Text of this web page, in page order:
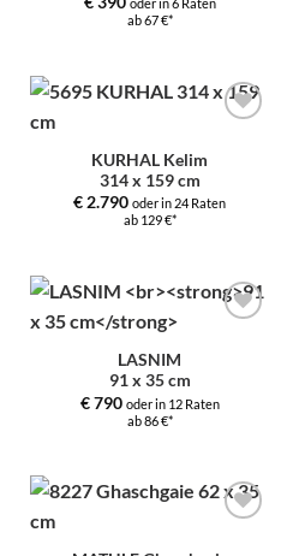
oder in 6 Raten
ab 67 €*
hinzufügen
KURHAL Kelim
314 x 159 cm
€2.790 oder in 24 Raten
ab 129 €*
LASNIM
91 x 35 cm
€790 oder in 12 Raten
ab 86 €*
Auswahl